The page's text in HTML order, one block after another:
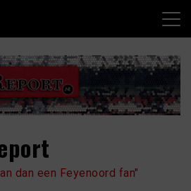
dan een Feyenoord fan"